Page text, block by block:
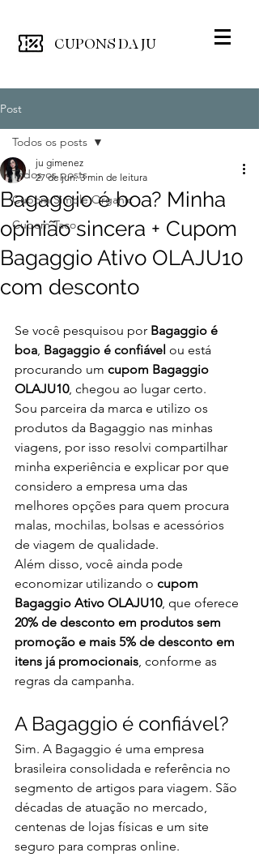
CUPONS DA JU
Post
Todos os posts
Cupom Simple Organic
Cupom Taco
Todos os posts
Bagaggio é boa? Minha
opinião sincera + Cupom
Bagaggio Ativo OLAJU10
com desconto
ju gimenez
27 de jun. 3 min de leitura
Se você pesquisou por Bagaggio é
boa, Bagaggio é confiável ou está
procurando um cupom Bagaggio
OLAJU10, chegou ao lugar certo.
Sou parceira da marca e utilizo os
produtos da Bagaggio nas minhas
viagens, por isso resolvi compartilhar
minha experiência e explicar por que
considero a empresa uma das
melhores opções para quem procura
malas, mochilas, bolsas e acessórios
de viagem de qualidade.
Além disso, você ainda pode
economizar utilizando o cupom
Bagaggio Ativo OLAJU10, que oferece
20% de desconto em produtos sem
promoção e mais 5% de desconto em
itens já promocionais, conforme as
regras da campanha.
A Bagaggio é confiável?
Sim. A Bagaggio é uma empresa
brasileira consolidada e referência no
segmento de artigos para viagem. São
décadas de atuação no mercado,
centenas de lojas físicas e um site
seguro para compras online.